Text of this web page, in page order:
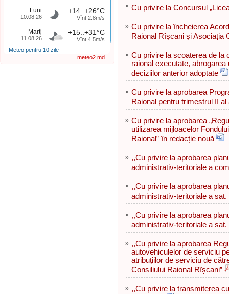
Luni
10.08.26
+14..+26°C
Vînt 2.8m/s
Marţi
11.08.26
+15..+31°C
Vînt 4.5m/s
Meteo pentru 10 zile
meteo2.md
» Cu privire la Concursul
» Cu privire la încheierea
Raional Rîșcani și Asociația
» Cu privire la scoaterea de la
raional executate,
deciziilor anterior adoptate
» Cu privire la aprobarea
Raional pentru trimestrul II al
» Cu privire la aprobarea
utilizarea mijloacelor
Raional” în redacție nouă
» ,,Cu privire la aprobarea
administrativ-teritoriale a
» ,,Cu privire la aprobarea
administrativ-teritoriale a sat.
» ,,Cu privire la aprobarea
administrativ-teritoriale a sat.
» ,,Cu privire la aprobarea
autovehiculelor de serviciu
atribuțiilor de serviciu de
Consiliului Raional Rîșcani”
» ,,Cu privire la transmiterea